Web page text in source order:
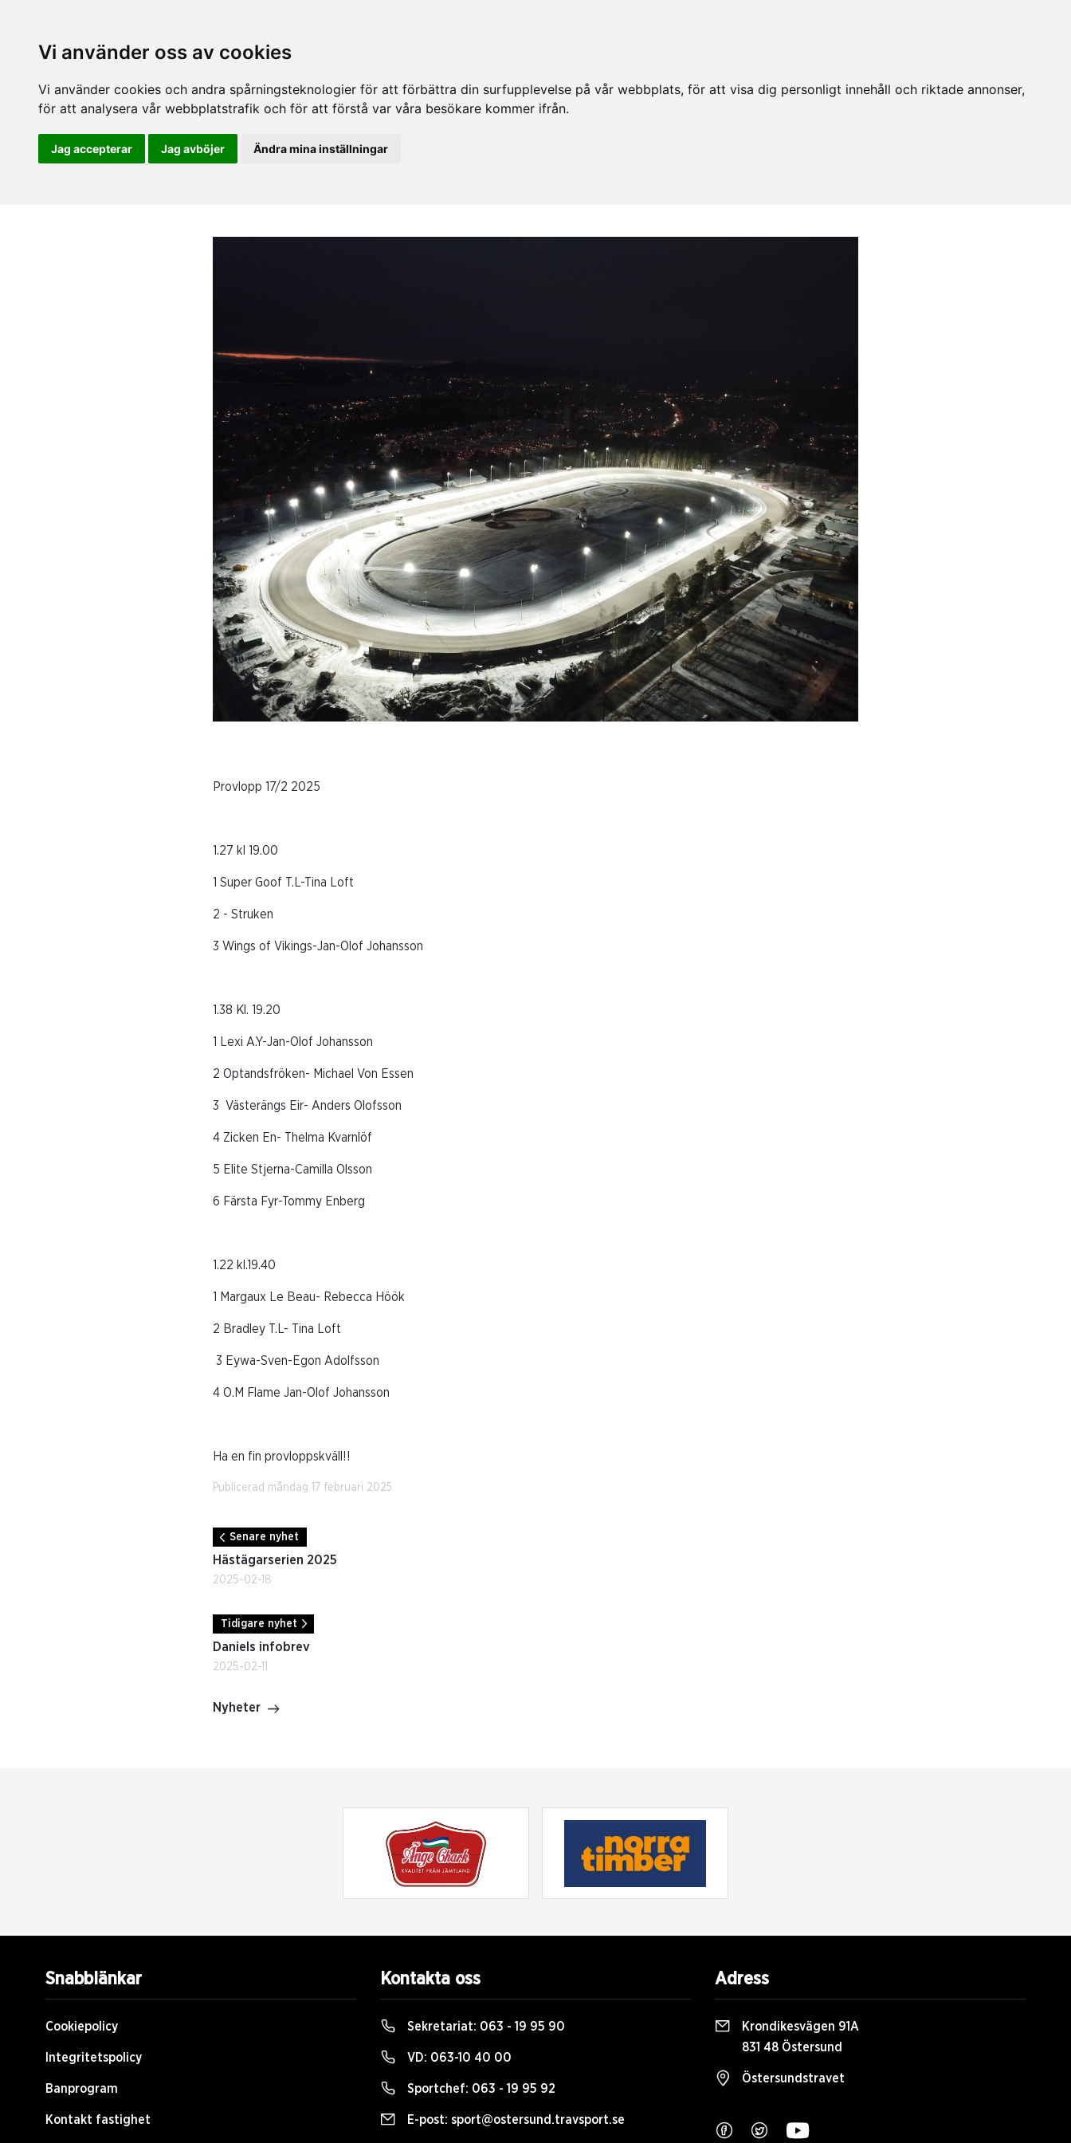
Vi använder oss av cookies
Vi använder cookies och andra spårningsteknologier för att förbättra din surfupplevelse på vår webbplats, för att visa dig personligt innehåll och riktade annonser,
för att analysera vår webbplatstrafik och för att förstå var våra besökare kommer ifrån.
Jag accepterar Jag avböjer Ändra mina inställningar
Provlopp 17/2 2025
1.27 kl 19.00
1 Super Goof T.L-Tina Loft
2 - Struken
3 Wings of Vikings-Jan-Olof Johansson
1.38 Kl. 19.20
1 Lexi A.Y-Jan-Olof Johansson
2 Optandsfröken- Michael Von Essen
3 Västerängs Eir- Anders Olofsson
4 Zicken En- Thelma Kvarnlöf
5 Elite Stjerna-Camilla Olsson
6 Färsta Fyr-Tommy Enberg
1.22 kl.19.40
1 Margaux Le Beau- Rebecca Höök
2 Bradley T.L- Tina Loft
3 Eywa-Sven-Egon Adolfsson
4 O.M Flame Jan-Olof Johansson
Ha en fin provloppskväll!!
Publicerad måndag 17 februari 2025.
Senare nyhet
Hästägarserien 2025
2025-02-18
Tidigare nyhet
Daniels infobrev
2025-02-11
Nyheter
Snabblänkar
Cookiepolicy
Integritetspolicy
Banprogram
Kontakt fastighet
Kontakta oss
Sekretariat: 063 - 19 95 90
VD: 063-10 40 00
Sportchef: 063 - 19 95 92
E-post: sport@ostersund.travsport.se
Adress
Krondikesvägen 91A
831 48 Östersund
Östersundstravet